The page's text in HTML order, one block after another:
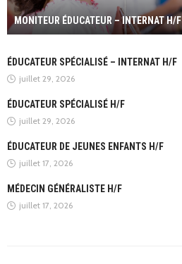
MONITEUR ÉDUCATEUR – INTERNAT H/F
ÉDUCATEUR SPÉCIALISÉ – INTERNAT H/F
juillet 29, 2026
ÉDUCATEUR SPÉCIALISÉ H/F
juillet 29, 2026
ÉDUCATEUR DE JEUNES ENFANTS H/F
juillet 17, 2026
MÉDECIN GÉNÉRALISTE H/F
juillet 17, 2026